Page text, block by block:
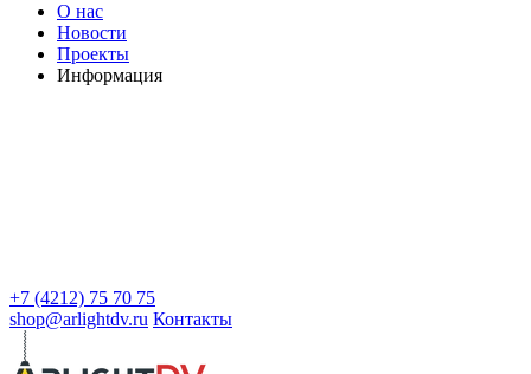
О нас
Новости
Проекты
Информация
+7 (4212) 75 70 75
shop@arlightdv.ru Контакты